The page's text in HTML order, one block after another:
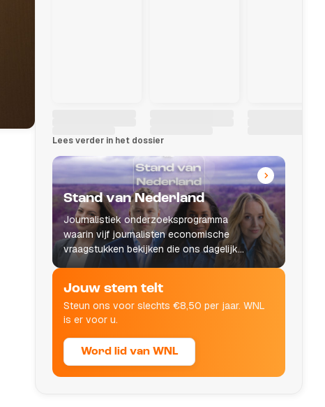
Lees verder in het dossier
Stand van Nederland
Journalistiek onderzoeksprogramma
waarin vijf journalisten economische
vraagstukken bekijken die ons dagelijks
leven raken.
Jouw stem telt
Steun ons voor slechts €8,50 per jaar. WNL
is er voor u.
Word lid van WNL